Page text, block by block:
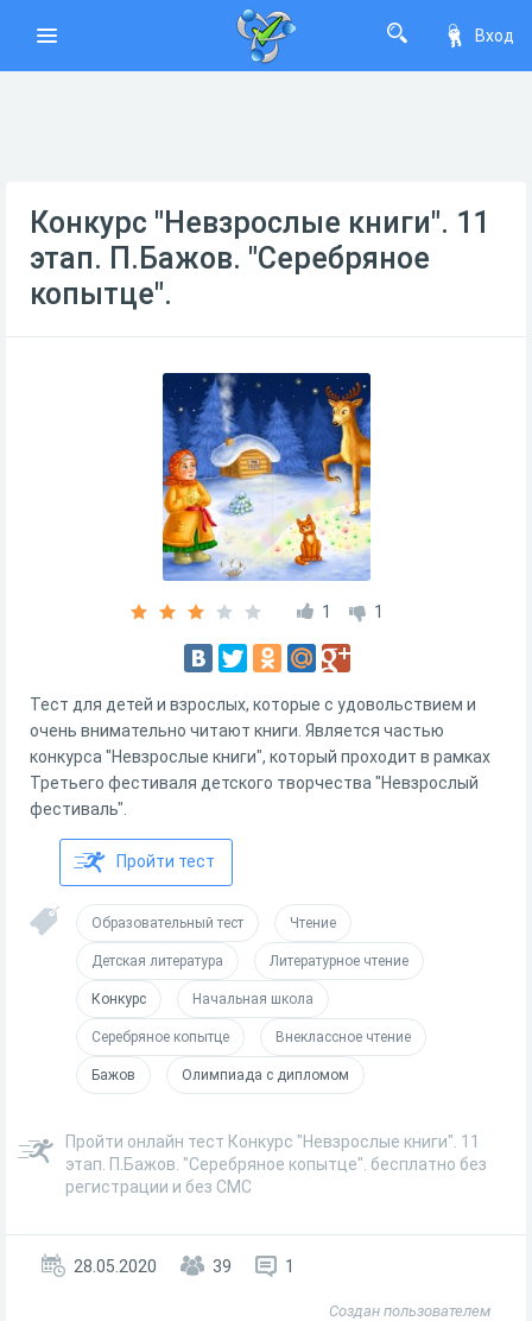
Вход
Конкурс "Невзрослые книги". 11
этап. П.Бажов. "Серебряное
копытце".
1 1
Тест для детей и взрослых, которые с удовольствием и
очень внимательно читают книги. Является частью
конкурса "Невзрослые книги", который проходит в рамках
Третьего фестиваля детского творчества "Невзрослый
фестиваль".
Пройти тест
Образовательный тест Чтение
Детская литература Литературное чтение
Конкурс Начальная школа
Серебряное копытце Внеклассное чтение
Бажов Олимпиада с дипломом
Пройти онлайн тест Конкурс "Невзрослые книги". 11
этап. П.Бажов. "Серебряное копытце". бесплатно без
регистрации и без СМС
28.05.2020 39 1
Создан пользователем